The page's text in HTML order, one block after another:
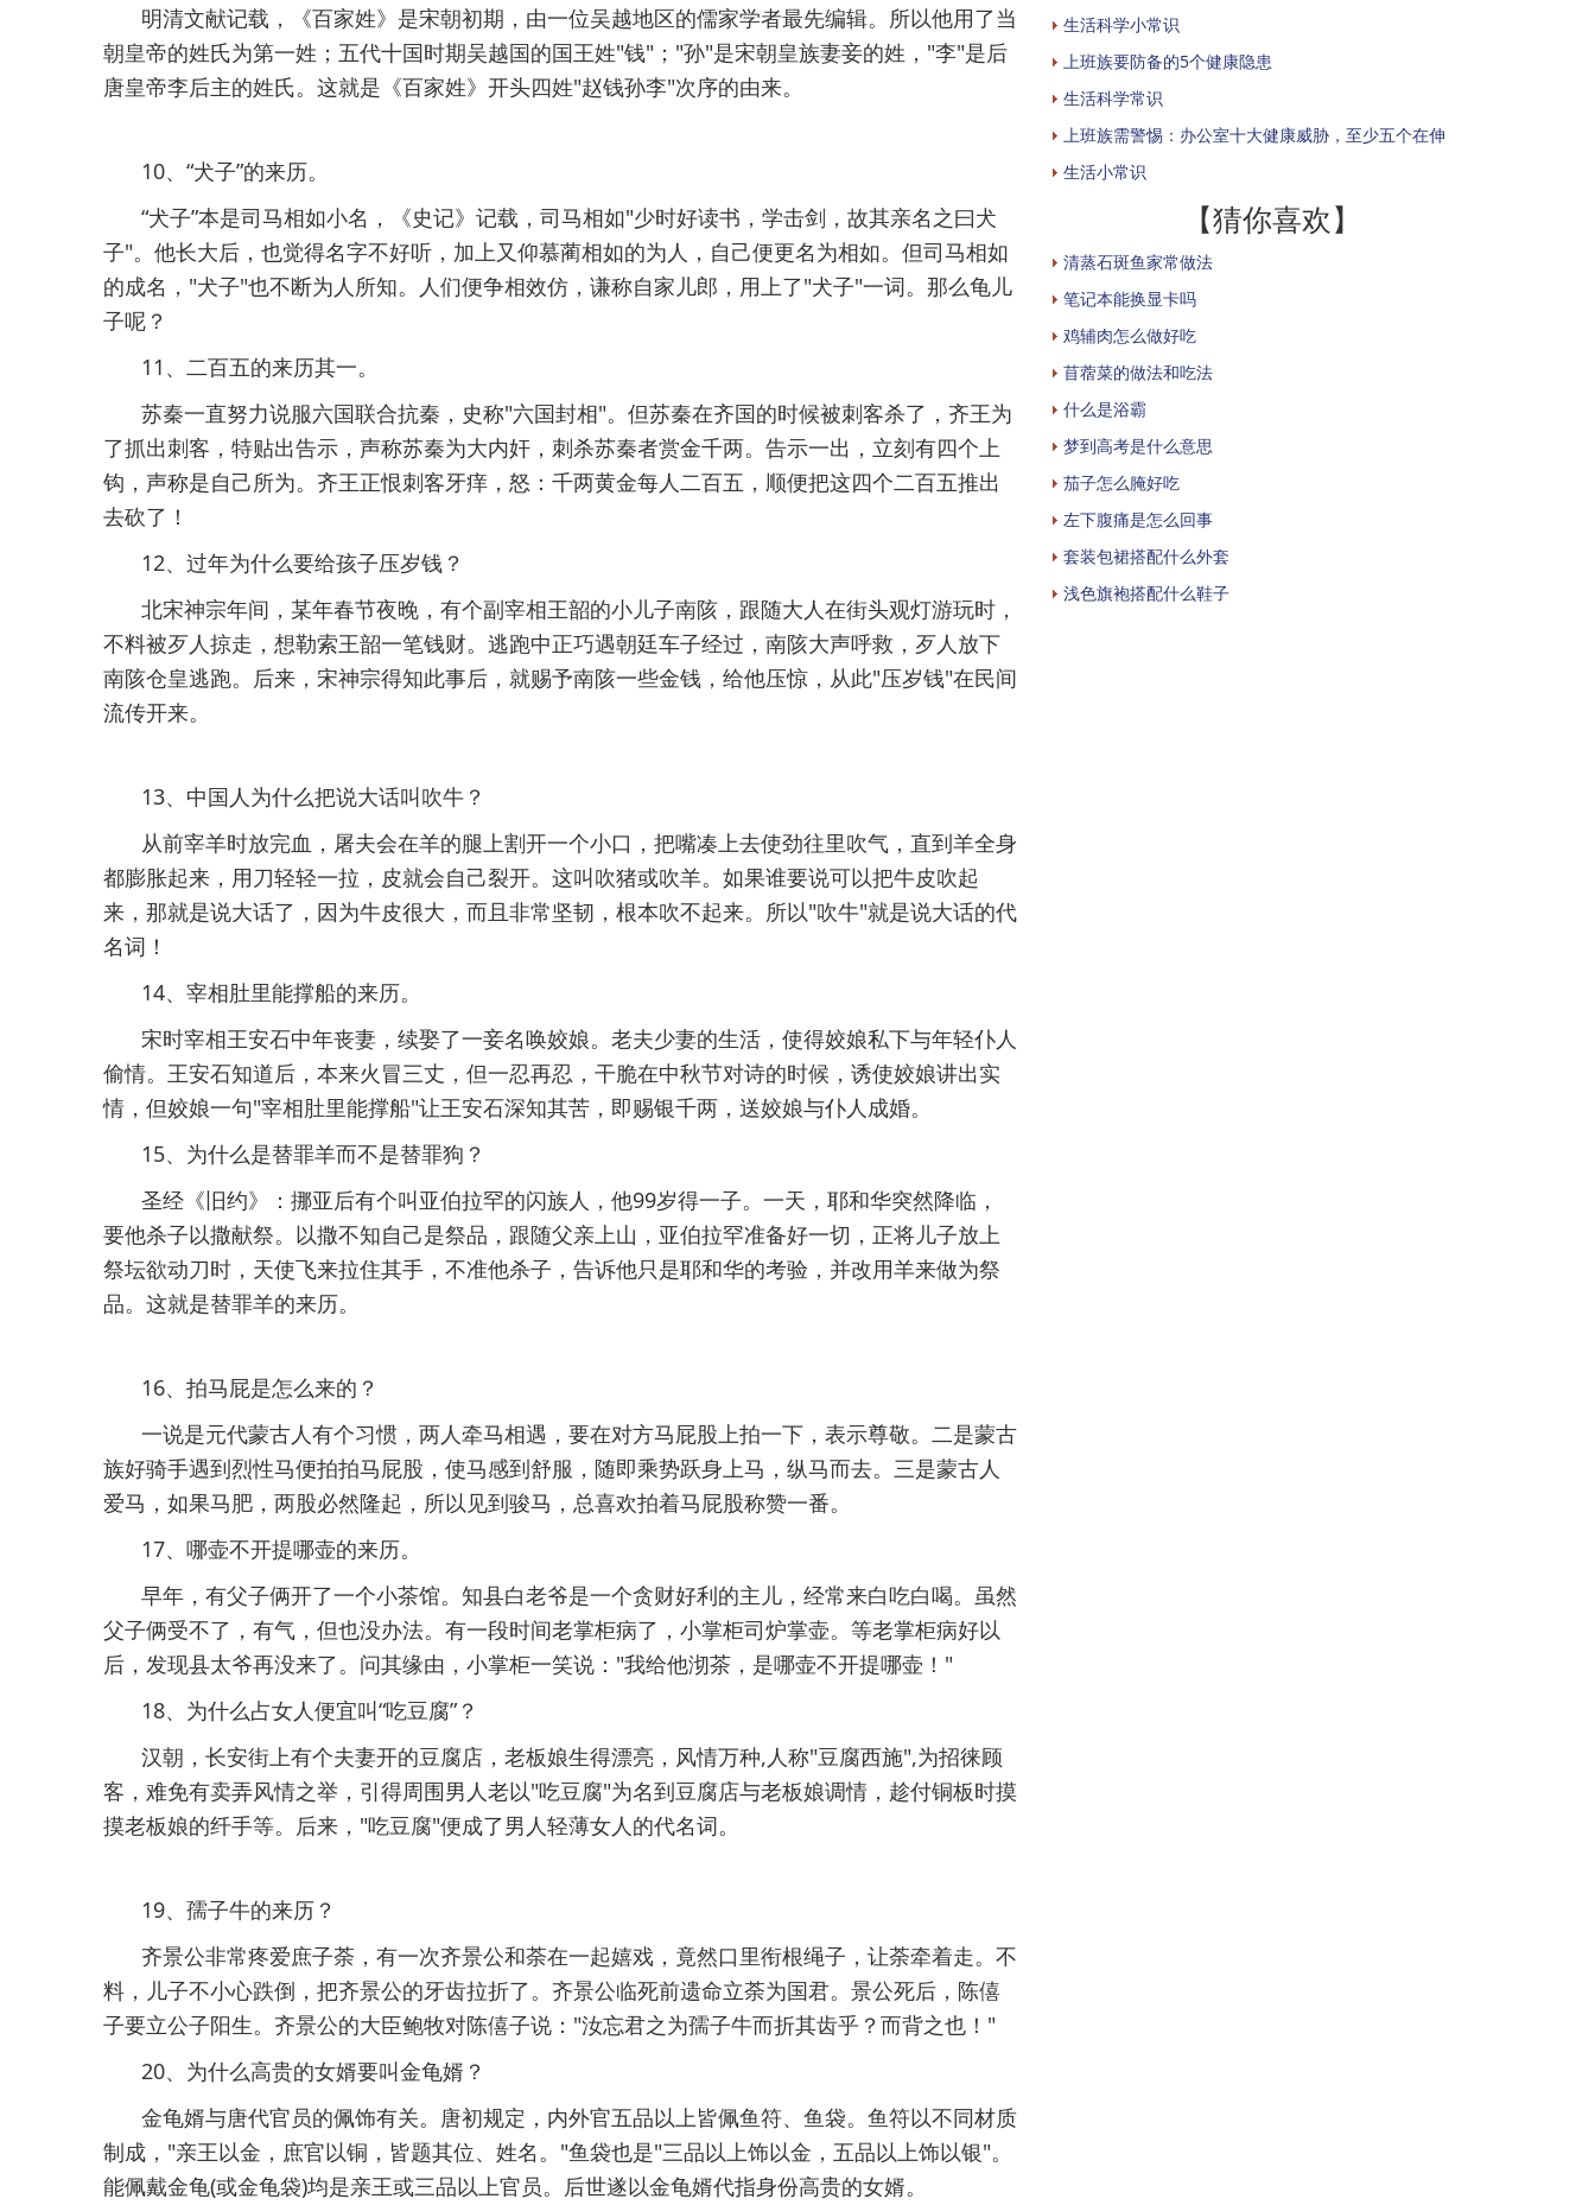
明清文献记载，《百家姓》是宋朝初期，由一位吴越地区的儒家学者最先编辑。所以他用了当
朝皇帝的姓氏为第一姓；五代十国时期吴越国的国王姓"钱"；"孙"是宋朝皇族妻妾的姓，"李"是后
唐皇帝李后主的姓氏。这就是《百家姓》开头四姓"赵钱孙李"次序的由来。
10、“犬子”的来历。
“犬子”本是司马相如小名，《史记》记载，司马相如"少时好读书，学击剑，故其亲名之曰犬
子"。他长大后，也觉得名字不好听，加上又仰慕蔺相如的为人，自己便更名为相如。但司马相如
的成名，"犬子"也不断为人所知。人们便争相效仿，谦称自家儿郎，用上了"犬子"一词。那么龟儿
子呢？
11、二百五的来历其一。
苏秦一直努力说服六国联合抗秦，史称"六国封相"。但苏秦在齐国的时候被刺客杀了，齐王为
了抓出刺客，特贴出告示，声称苏秦为大内奸，刺杀苏秦者赏金千两。告示一出，立刻有四个上
钩，声称是自己所为。齐王正恨刺客牙痒，怒：千两黄金每人二百五，顺便把这四个二百五推出
去砍了！
12、过年为什么要给孩子压岁钱？
北宋神宗年间，某年春节夜晚，有个副宰相王韶的小儿子南陔，跟随大人在街头观灯游玩时，
不料被歹人掠走，想勒索王韶一笔钱财。逃跑中正巧遇朝廷车子经过，南陔大声呼救，歹人放下
南陔仓皇逃跑。后来，宋神宗得知此事后，就赐予南陔一些金钱，给他压惊，从此"压岁钱"在民间
流传开来。
13、中国人为什么把说大话叫吹牛？
从前宰羊时放完血，屠夫会在羊的腿上割开一个小口，把嘴凑上去使劲往里吹气，直到羊全身
都膨胀起来，用刀轻轻一拉，皮就会自己裂开。这叫吹猪或吹羊。如果谁要说可以把牛皮吹起
来，那就是说大话了，因为牛皮很大，而且非常坚韧，根本吹不起来。所以"吹牛"就是说大话的代
名词！
14、宰相肚里能撑船的来历。
宋时宰相王安石中年丧妻，续娶了一妾名唤姣娘。老夫少妻的生活，使得姣娘私下与年轻仆人
偷情。王安石知道后，本来火冒三丈，但一忍再忍，干脆在中秋节对诗的时候，诱使姣娘讲出实
情，但姣娘一句"宰相肚里能撑船"让王安石深知其苦，即赐银千两，送姣娘与仆人成婚。
15、为什么是替罪羊而不是替罪狗？
圣经《旧约》：挪亚后有个叫亚伯拉罕的闪族人，他99岁得一子。一天，耶和华突然降临，
要他杀子以撒献祭。以撒不知自己是祭品，跟随父亲上山，亚伯拉罕准备好一切，正将儿子放上
祭坛欲动刀时，天使飞来拉住其手，不准他杀子，告诉他只是耶和华的考验，并改用羊来做为祭
品。这就是替罪羊的来历。
16、拍马屁是怎么来的？
一说是元代蒙古人有个习惯，两人牵马相遇，要在对方马屁股上拍一下，表示尊敬。二是蒙古
族好骑手遇到烈性马便拍拍马屁股，使马感到舒服，随即乘势跃身上马，纵马而去。三是蒙古人
爱马，如果马肥，两股必然隆起，所以见到骏马，总喜欢拍着马屁股称赞一番。
17、哪壶不开提哪壶的来历。
早年，有父子俩开了一个小茶馆。知县白老爷是一个贪财好利的主儿，经常来白吃白喝。虽然
父子俩受不了，有气，但也没办法。有一段时间老掌柜病了，小掌柜司炉掌壶。等老掌柜病好以
后，发现县太爷再没来了。问其缘由，小掌柜一笑说："我给他沏茶，是哪壶不开提哪壶！"
18、为什么占女人便宜叫“吃豆腐”？
汉朝，长安街上有个夫妻开的豆腐店，老板娘生得漂亮，风情万种,人称"豆腐西施",为招徕顾
客，难免有卖弄风情之举，引得周围男人老以"吃豆腐"为名到豆腐店与老板娘调情，趁付铜板时摸
摸老板娘的纤手等。后来，"吃豆腐"便成了男人轻薄女人的代名词。
19、孺子牛的来历？
齐景公非常疼爱庶子荼，有一次齐景公和荼在一起嬉戏，竟然口里衔根绳子，让荼牵着走。不
料，儿子不小心跌倒，把齐景公的牙齿拉折了。齐景公临死前遗命立荼为国君。景公死后，陈僖
子要立公子阳生。齐景公的大臣鲍牧对陈僖子说："汝忘君之为孺子牛而折其齿乎？而背之也！"
20、为什么高贵的女婿要叫金龟婿？
金龟婿与唐代官员的佩饰有关。唐初规定，内外官五品以上皆佩鱼符、鱼袋。鱼符以不同材质
制成，"亲王以金，庶官以铜，皆题其位、姓名。"鱼袋也是"三品以上饰以金，五品以上饰以银"。
能佩戴金龟(或金龟袋)均是亲王或三品以上官员。后世遂以金龟婿代指身份高贵的女婿。
生活科学小常识
上班族要防备的5个健康隐患
生活科学常识
上班族需警惕：办公室十大健康威胁，至少五个在伸
生活小常识
【猜你喜欢】
清蒸石斑鱼家常做法
笔记本能换显卡吗
鸡辅肉怎么做好吃
苜蓿菜的做法和吃法
什么是浴霸
梦到高考是什么意思
茄子怎么腌好吃
左下腹痛是怎么回事
套装包裙搭配什么外套
浅色旗袍搭配什么鞋子